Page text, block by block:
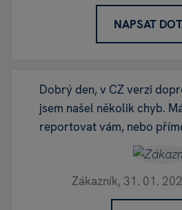
NAPSAT
Dobrý den, v CZ verzi
jsem našel několik chyb.
reportovat vám, nebo
Zákazník, 31. 01.